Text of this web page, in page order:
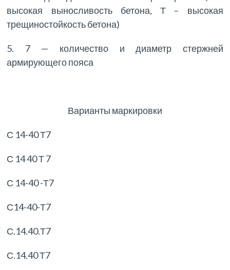
высокая выносливость бетона, Т – высокая
трещиностойкость бетона)
5. 7 — количество и диаметр стержней
армирующего пояса
Варианты маркировки
С 14-40 Т7
С 14 40 Т 7
С 14-40 -Т7
С14-40-Т7
С.14.40.Т7
С.14.40 Т7